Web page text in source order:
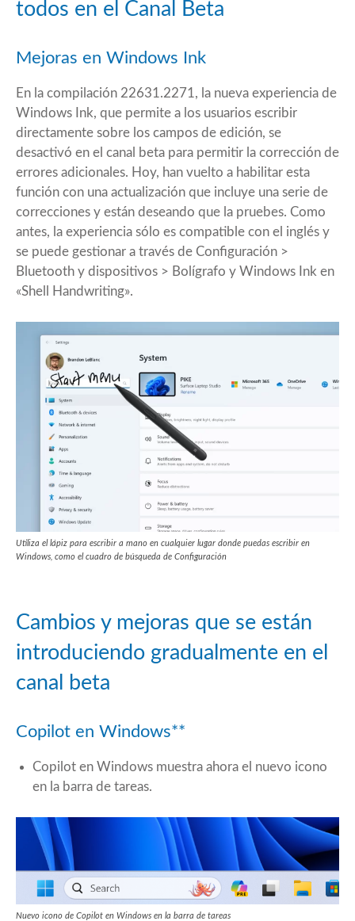
todos en el Canal Beta
Mejoras en Windows Ink
En la compilación 22631.2271, la nueva experiencia de
Windows Ink, que permite a los usuarios escribir
directamente sobre los campos de edición, se
desactivó en el canal beta para permitir la corrección de
errores adicionales. Hoy, han vuelto a habilitar esta
función con una actualización que incluye una serie de
correcciones y están deseando que la pruebes. Como
antes, la experiencia sólo es compatible con el inglés y
se puede gestionar a través de Configuración >
Bluetooth y dispositivos > Bolígrafo y Windows Ink en
«Shell Handwriting».
Utiliza el lápiz para escribir a mano en cualquier lugar donde puedas escribir en
Windows, como el cuadro de búsqueda de Configuración
Cambios y mejoras que se están
introduciendo gradualmente en el
canal beta
Copilot en Windows**
Copilot en Windows muestra ahora el nuevo icono
en la barra de tareas.
Nuevo icono de Copilot en Windows en la barra de tareas